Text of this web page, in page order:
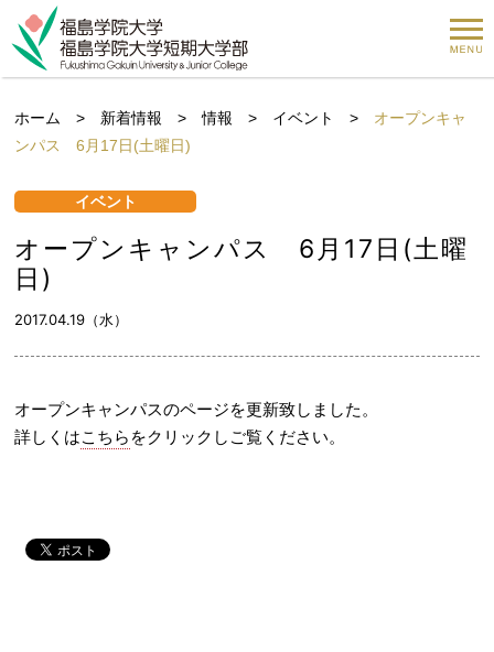
ホーム > 新着情報 >情報 > イベント > オープンキャ
ンパス 6月17日(土曜日)
イベント
オープンキャンパス 6月17日(土曜
日)
2017.04.19（水）
オープンキャンパスのページを更新致しました。
詳しくはこちら をクリックしご覧ください。